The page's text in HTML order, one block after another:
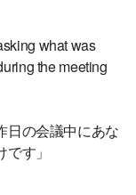
what was
the meeting
日の会議中にあな
す」